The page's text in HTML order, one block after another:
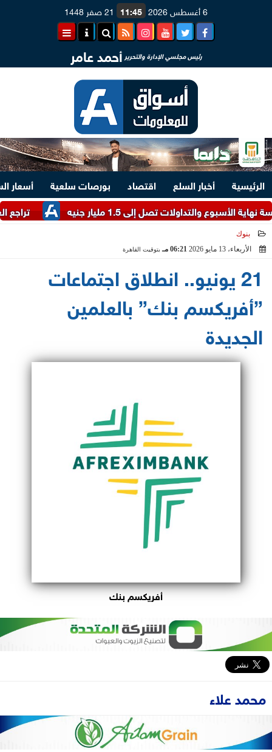
6 أغسطس 2026 11:45 21 صفر 1448
رئيس مجلسي الإدارة والتحرير أحمد عامر
الرئيسية أخبار السلع اقتصاد بورصات سلعية
أسعار
تراجع العملة
تصل إلى 1.5 مليار جنيه
بنوك
الأربعاء، 13 مايو 2026
06:21 مـ بتوقيت القاهرة
21 يونيو.. انطلاق اجتماعات
”أفريكسم بنك” بالعلمين
الجديدة
أفريكسم بنك
محمد علاء